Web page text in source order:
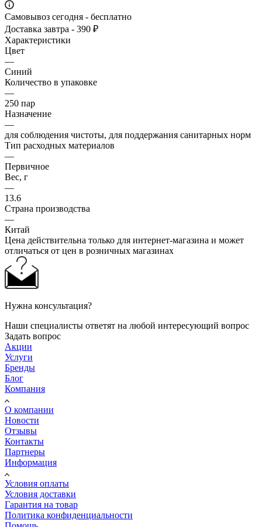
Самовывоз сегодня - бесплатно
Доставка завтра - 390 ₽
Характеристики
Цвет
—
Синий
Количество в упаковке
—
250 пар
Назначение
—
для соблюдения чистоты, для поддержания санитарных норм
Тип расходных материалов
—
Первичное
Вес, г
—
13.6
Страна производства
—
Китай
Цена действительна только для интернет-магазина и может
отличаться от цен в розничных магазинах
Нужна консультация?
Наши специалисты ответят на любой интересующий вопрос
Задать вопрос
Акции
Услуги
Бренды
Блог
Компания
О компании
Новости
Отзывы
Контакты
Партнеры
Информация
Условия оплаты
Условия доставки
Гарантия на товар
Политика конфиденциальности